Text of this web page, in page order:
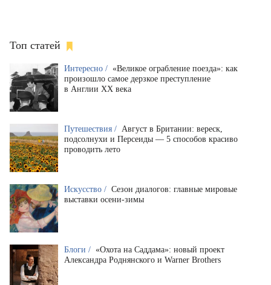
Топ статей
Интересно / «Великое ограбление поезда»: как
произошло самое дерзкое преступление
в Англии XX века
Путешествия / Август в Британии: вереск,
подсолнухи и Персеиды — 5 способов красиво
проводить лето
Искусство / Сезон диалогов: главные мировые
выставки осени-зимы
Блоги / «Охота на Саддама»: новый проект
Александра Роднянского и Warner Brothers